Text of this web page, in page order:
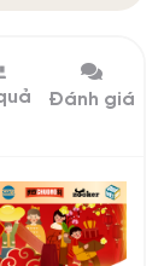
Đánh giá